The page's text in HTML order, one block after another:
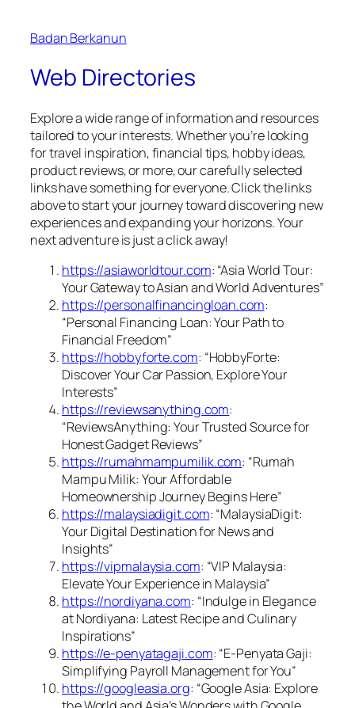
Badan Berkanun
Web Directories
Explore a wide range of information and resources
tailored to your interests. Whether you’re looking
for travel inspiration, financial tips, hobby ideas,
product reviews, or more, our carefully selected
links have something for everyone. Click the links
above to start your journey toward discovering new
experiences and expanding your horizons. Your
next adventure is just a click away!
https://asiaworldtour.com: “Asia World Tour:
Your Gateway to Asian and World Adventures”
https://personalfinancingloan.com:
“Personal Financing Loan: Your Path to
Financial Freedom”
https://hobbyforte.com: “HobbyForte:
Discover Your Car Passion, Explore Your
Interests”
https://reviewsanything.com:
“ReviewsAnything: Your Trusted Source for
Honest Gadget Reviews”
https://rumahmampumilik.com: “Rumah
Mampu Milik: Your Affordable
Homeownership Journey Begins Here”
https://malaysiadigit.com: “MalaysiaDigit:
Your Digital Destination for News and
Insights”
https://vipmalaysia.com: “VIP Malaysia:
Elevate Your Experience in Malaysia”
https://nordiyana.com: “Indulge in Elegance
at Nordiyana: Latest Recipe and Culinary
Inspirations”
https://e-penyatagaji.com: “E-Penyata Gaji:
Simplifying Payroll Management for You”
https://googleasia.org: “Google Asia: Explore